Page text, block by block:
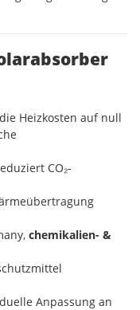
Heizkosten auf null
CO₂-
chemikalien- &
Anpassung an